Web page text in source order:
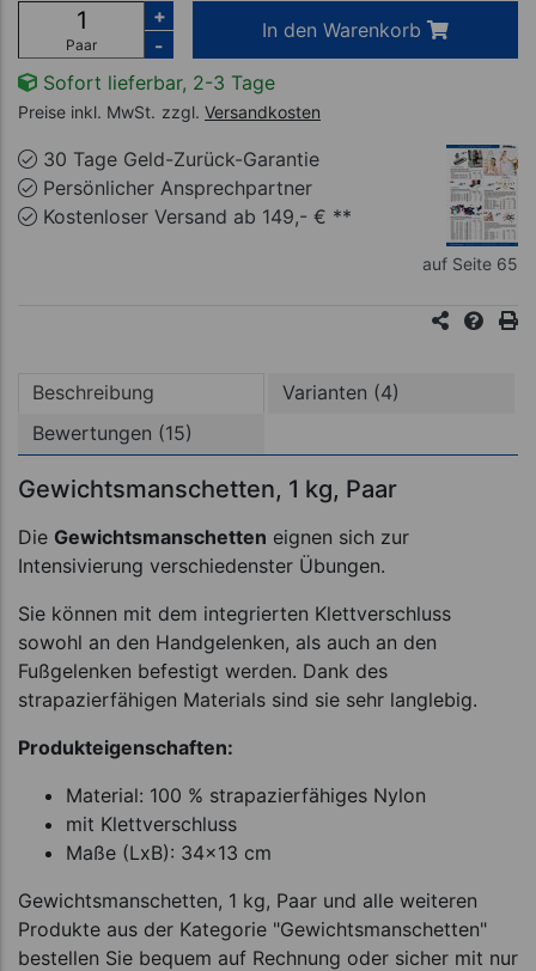
Paar
+
-
In den Warenkorb
Sofort lieferbar, 2-3 Tage
Preise inkl. MwSt. zzgl. Versandkosten
30 Tage Geld-Zurück-Garantie
Persönlicher Ansprechpartner
Kostenloser Versand ab 149,- € **
auf Seite 65
Beschreibung
Varianten (4)
Bewertungen (15)
Gewichtsmanschetten, 1 kg, Paar
Die Gewichtsmanschetten eignen sich zur
Intensivierung verschiedenster Übungen.
Sie können mit dem integrierten Klettverschluss
sowohl an den Handgelenken, als auch an den
Fußgelenken befestigt werden. Dank des
strapazierfähigen Materials sind sie sehr langlebig.
Produkteigenschaften:
Material: 100 % strapazierfähiges Nylon
mit Klettverschluss
Maße (LxB): 34x13 cm
Gewichtsmanschetten, 1 kg, Paar und alle weiteren
Produkte aus der Kategorie "Gewichtsmanschetten"
bestellen Sie bequem auf Rechnung oder sicher mit nur